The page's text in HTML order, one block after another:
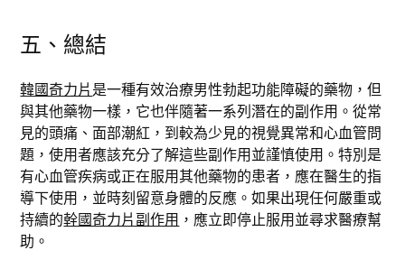
五、總結
韓國奇力片是一種有效治療男性勃起功能障礙的藥物，但
與其他藥物一樣，它也伴隨著一系列潛在的副作用。從常
見的頭痛、面部潮紅，到較為少見的視覺異常和心血管問
題，使用者應該充分了解這些副作用並謹慎使用。特別是
有心血管疾病或正在服用其他藥物的患者，應在醫生的指
導下使用，並時刻留意身體的反應。如果出現任何嚴重或
持續的幹國奇力片副作用 ，應立即停止服用並尋求醫療幫
助。